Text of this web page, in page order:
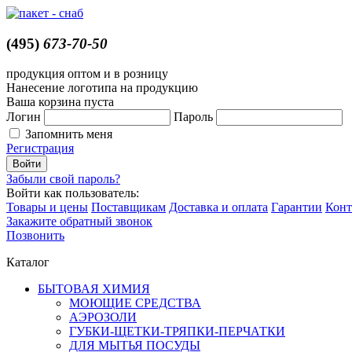
(495) 673-70-50
продукция оптом и в розницу
Нанесение логотипа на продукцию
Ваша корзина пуста
Логин
Пароль
Запомнить меня
Регистрация
Забыли свой пароль?
Войти как пользователь:
Товары и цены Поставщикам Доставка и оплата Гарантии
Закажите обратный звонок
Позвонить
Каталог
БЫТОВАЯ ХИМИЯ
МОЮЩИЕ СРЕДСТВА
АЭРОЗОЛИ
ГУБКИ-ЩЕТКИ-ТРЯПКИ-ПЕРЧАТКИ
ДЛЯ МЫТЬЯ ПОСУДЫ